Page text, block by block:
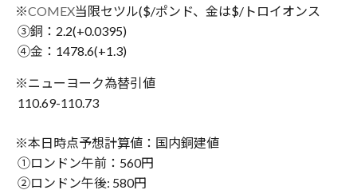
※COMEX当限セツル($/ポンド、金は$/トロイオンス
③銅：2.2(+0.0395)
④金：1478.6(+1.3)
※ニューヨーク為替引値
110.69-110.73
※本日時点予想計算値：国内銅建値
①ロンドン午前：560円
②ロンドン午後: 580円